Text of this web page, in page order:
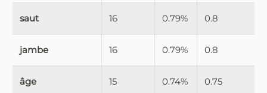
saut 16 0.79% 0.8
jambe 16 0.79% 0.8
âge 15 0.74% 0.75